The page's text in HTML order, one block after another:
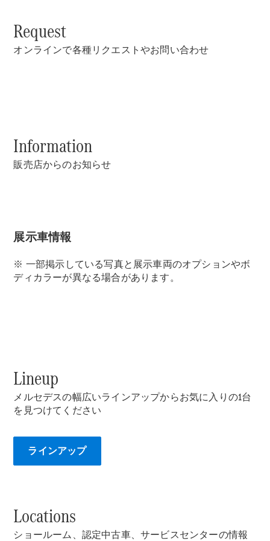
Request
オンラインで各種リクエストやお問い合わせ
Information
販売店からのお知らせ
展示車情報
※ 一部掲示している写真と展示車両のオプションやボ
ディカラーが異なる場合があります。
Lineup
メルセデスの幅広いラインアップからお気に入りの1台
を見つけてください
ラインアップ
Locations
ショールーム、認定中古車、サービスセンターの情報